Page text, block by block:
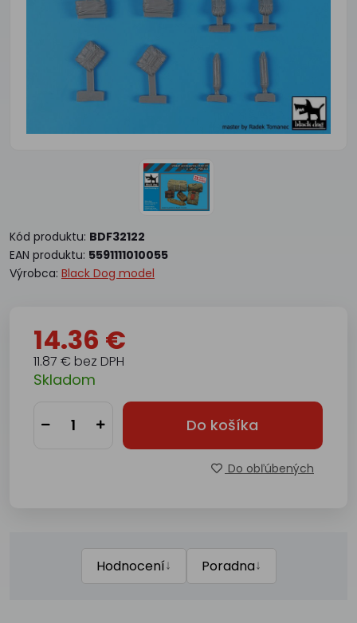
Kód produktu: BDF32122
EAN produktu: 5591111010055
Výrobca: Black Dog model
14.36 €
11.87 € bez DPH
Skladom
Do košíka
Do obľúbených
Hodnocení↓ Poradna↓